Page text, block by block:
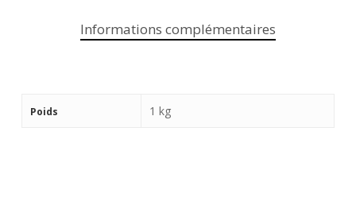
Informations complémentaires
Poids 1 kg